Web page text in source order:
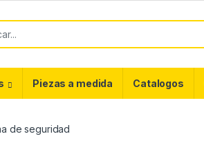
Piezas a medida Catalogos
de seguridad